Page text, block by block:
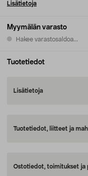
Myymälän varasto
Hakee varastosaldoa...
Lisätietoja
Tuotetiedot
Lisätietoja
Tuotetiedot, liitteet ja
Ostotiedot, toimitukset ja